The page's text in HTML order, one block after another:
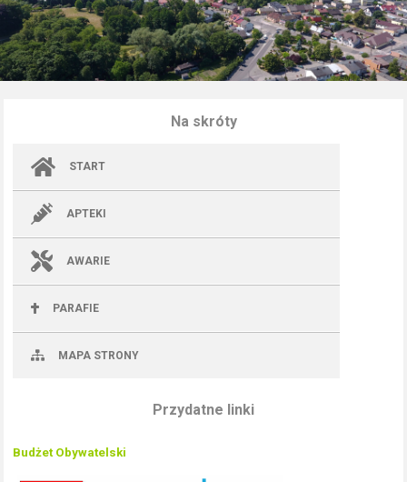
Na skróty
START
APTEKI
AWARIE
PARAFIE
MAPA STRONY
Przydatne linki
Budżet Obywatelski